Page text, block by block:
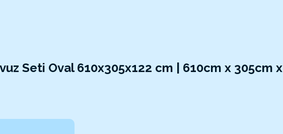
Seti Oval 610x305x122 cm | 610cm x 305cm x